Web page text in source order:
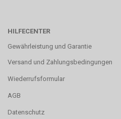
HILFECENTER
Gewährleistung und Garantie
Versand und Zahlungsbedingungen
Wiederrufsformular
AGB
Datenschutz